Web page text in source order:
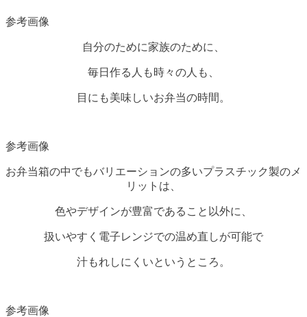
参考画像
自分のために家族のために、
毎日作る人も時々の人も、
目にも美味しいお弁当の時間。
参考画像
お弁当箱の中でもバリエーションの多いプラスチック製のメ
リットは、
色やデザインが豊富であること以外に、
扱いやすく電子レンジでの温め直しが可能で
汁もれしにくいというところ。
参考画像